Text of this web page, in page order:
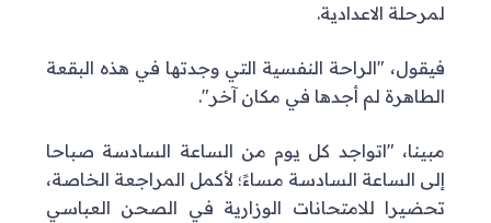
لمرحلة الاعدادية.
فيقول، "الراحة النفسية التي وجدتها في هذه البقعة
الطاهرة لم أجدها في مكان آخر".
مبينا، "اتواجد كل يوم من الساعة السادسة صباحا
إلى الساعة السادسة مساءً؛ لأكمل المراجعة الخاصة،
تحضيرا للامتحانات الوزارية في الصحن العباسي